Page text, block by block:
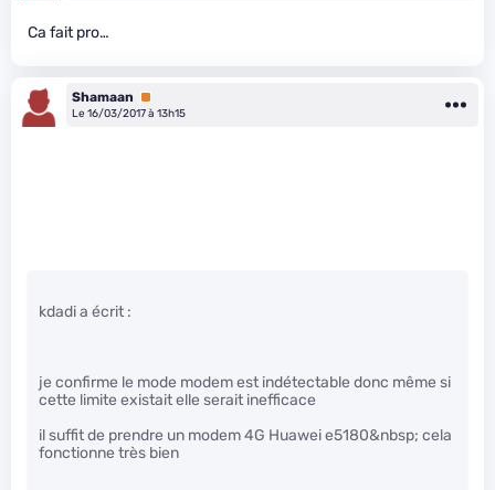
Ca fait pro…
Shamaan
Premium
Le 16/03/2017 à 13h15
kdadi a écrit :
je confirme le mode modem est indétectable donc même si
cette limite existait elle serait inefficace
il suffit de prendre un modem 4G Huawei e5180&nbsp; cela
fonctionne très bien